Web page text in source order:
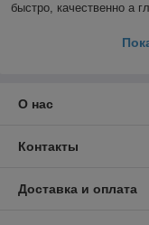
быстро, качественно а
О нас
Контакты
Доставка и оплата